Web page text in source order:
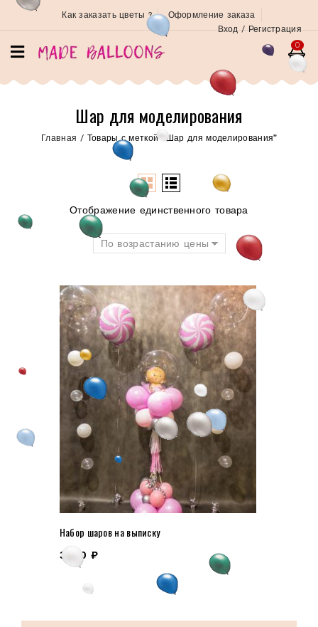
Как заказать цветы ?
Оформление заказа
Вход / Регистрация
0
Шар для моделирования
Главная / Товары с меткой “Шар для моделирования”
Отображение единственного товара
По возрастанию цены
Набор шаров на выписку
3200 ₽